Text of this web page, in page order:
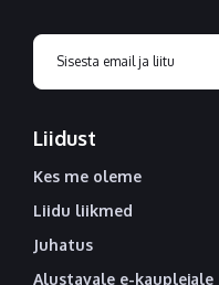
Liidust
Kes me oleme
Liidu liikmed
Juhatus
Alustavale e-kauplejale